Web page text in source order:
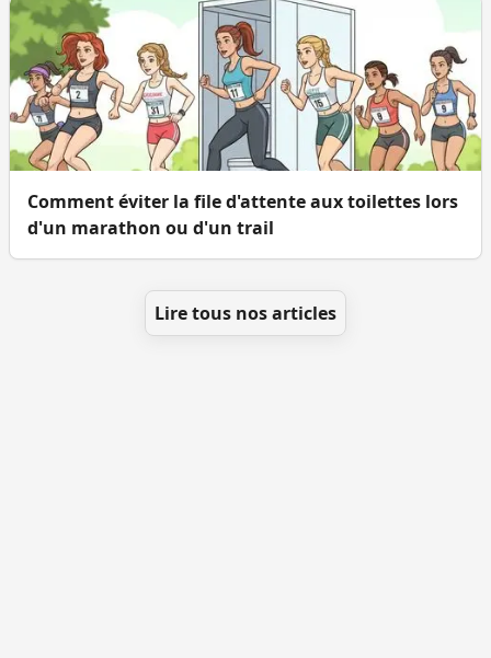
Comment éviter la file d'attente aux toilettes lors
d'un marathon ou d'un trail
Lire tous nos articles